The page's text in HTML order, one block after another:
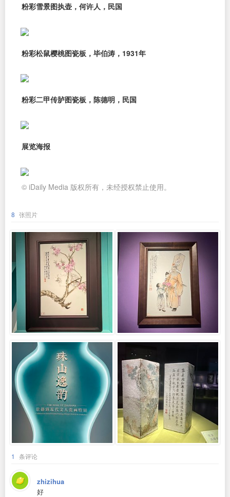
粉彩雪景图执壶，何许人，民国
粉彩松鼠樱桃图瓷板，毕伯涛，1931年
粉彩二甲传胪图瓷板，陈德明，民国
展览海报
© iDaily Media 版权所有，未经授权禁止使用。
8 张照片
1 条评论
zhizihua
好